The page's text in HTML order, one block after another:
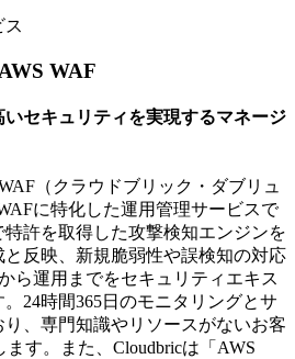
WAF
セキュリティを実現するマネージ
（クラウドブリック・ダブリュ
に特化した運用管理サービスで
許を取得した攻撃検知エンジンを
反映、新規脆弱性や誤検知の対応
ら運用までをセキュリティエキス
24時間365日のモニタリングとサ
、専門知識やリソースがないお客
す。また、Cloudbricは「AWS